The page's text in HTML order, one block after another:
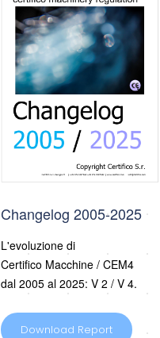
Changelog 2005-2025
L'evoluzione di
Certifico Macchine / CEM4
dal 2005 al 2025: V 2 / V 4.
Download Report